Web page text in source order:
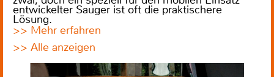
entwickelter Sauger ist oft die praktischere
Lösung.
>> Mehr erfahren
>> Alle anzeigen